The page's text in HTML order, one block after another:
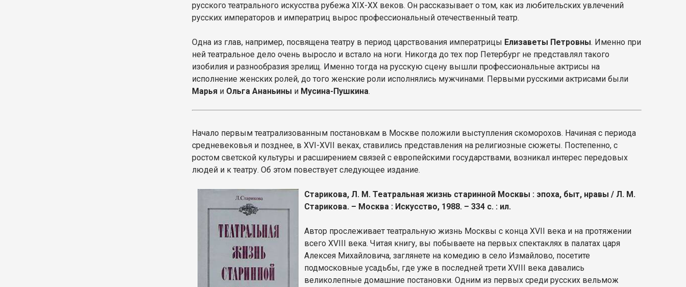
русского театрального искусства рубежа XIX-XX веков. Он рассказывает о том, как из любительских увлечений
русских императоров и императриц вырос профессиональный отечественный театр.
Одна из глав, например, посвящена театру в период царствования императрицы Елизаветы Петровны. Именно при
ней театральное дело очень выросло и встало на ноги. Никогда до тех пор Петербург не представлял такого
изобилия и разнообразия зрелищ. Именно тогда на русскую сцену вышли профессиональные актрисы на
исполнение женских ролей, до того женские роли исполнялись мужчинами. Первыми русскими актрисами были
Марья и Ольга Ананьины и Мусина-Пушкина.
Начало первым театрализованным постановкам в Москве положили выступления скоморохов. Начиная с периода
средневековья и позднее, в XVI-XVII веках, ставились представления на религиозные сюжеты. Постепенно, с
ростом светской культуры и расширением связей с европейскими государствами, возникал интерес передовых
людей и к театру. Об этом повествует следующее издание.
Старикова, Л. М. Театральная жизнь старинной Москвы : эпоха, быт, нравы / Л. М.
Старикова. – Москва : Искусство, 1988. – 334 с. : ил.
Автор прослеживает театральную жизнь Москвы с конца XVII века и на протяжении
всего XVIII века. Читая книгу, вы побываете на первых спектаклях в палатах царя
Алексея Михайловича, заглянете на комедию в село Измайлово, посетите
подмосковные усадьбы, где уже в последней трети XVIII века давались
великолепные домашние постановки. Одним из первых среди русских вельмож